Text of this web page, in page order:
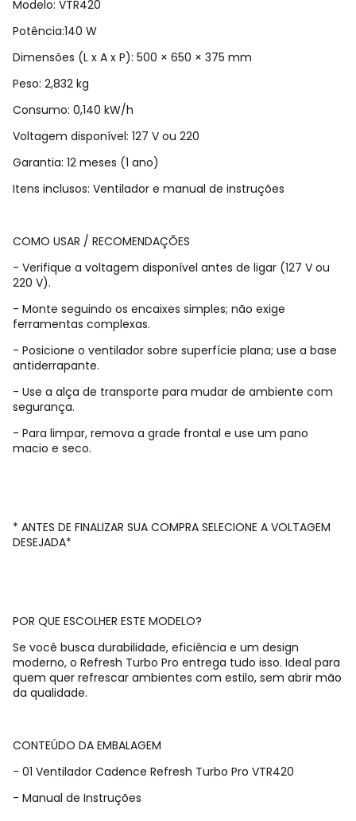
Modelo: VTR420
Potência:140 W
Dimensões (L x A x P): 500 × 650 × 375 mm
Peso: 2,832 kg
Consumo: 0,140 kW/h
Voltagem disponível: 127 V ou 220
Garantia: 12 meses (1 ano)
Itens inclusos: Ventilador e manual de instruções
COMO USAR / RECOMENDAÇÕES
- Verifique a voltagem disponível antes de ligar (127 V ou
220 V).
- Monte seguindo os encaixes simples; não exige
ferramentas complexas.
- Posicione o ventilador sobre superfície plana; use a base
antiderrapante.
- Use a alça de transporte para mudar de ambiente com
segurança.
- Para limpar, remova a grade frontal e use um pano
macio e seco.
* ANTES DE FINALIZAR SUA COMPRA SELECIONE A VOLTAGEM
DESEJADA*
POR QUE ESCOLHER ESTE MODELO?
Se você busca durabilidade, eficiência e um design
moderno, o Refresh Turbo Pro entrega tudo isso. Ideal para
quem quer refrescar ambientes com estilo, sem abrir mão
da qualidade.
CONTEÚDO DA EMBALAGEM
- 01 Ventilador Cadence Refresh Turbo Pro VTR420
- Manual de Instruções